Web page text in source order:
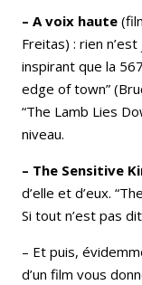
– A voix haute
Freitas) : rien
inspirant que la
edge of town”
“The Lamb Lies
niveau.
– The Sensitive
d’elle et d’eux.
Si tout n’est pas
– Et puis,
d’un film vous